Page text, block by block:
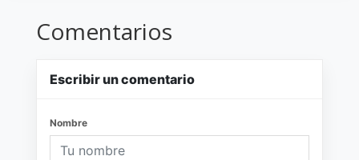
Comentarios
Escribir un comentario
Nombre